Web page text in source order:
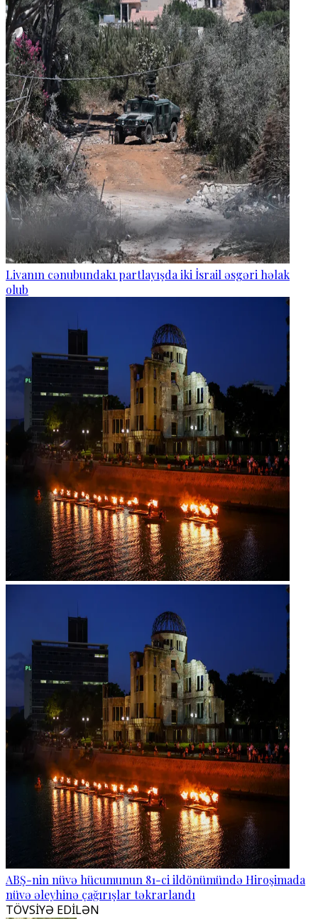
Livanın cənubundakı partlayışda iki İsrail əsgəri həlak
olub
ABŞ-nin nüvə hücumunun 81-ci ildönümündə Hiroşimada
nüvə əleyhinə çağırışlar təkrarlandı
TÖVSİYƏ EDİLƏN